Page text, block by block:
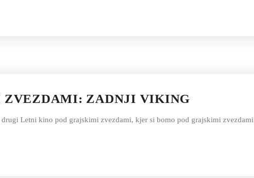
ZVEZDAMI: ZADNJI VIKING
Letni kino pod grajskimi zvezdami, kjer si bomo pod grajskimi